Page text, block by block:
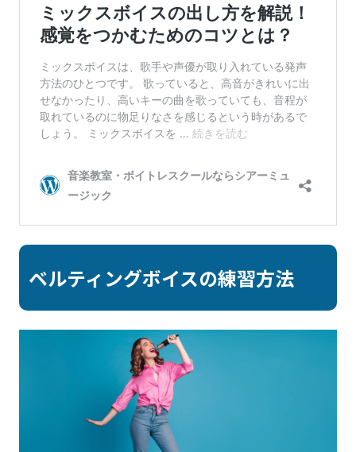
ベルティングボイスの練習方法